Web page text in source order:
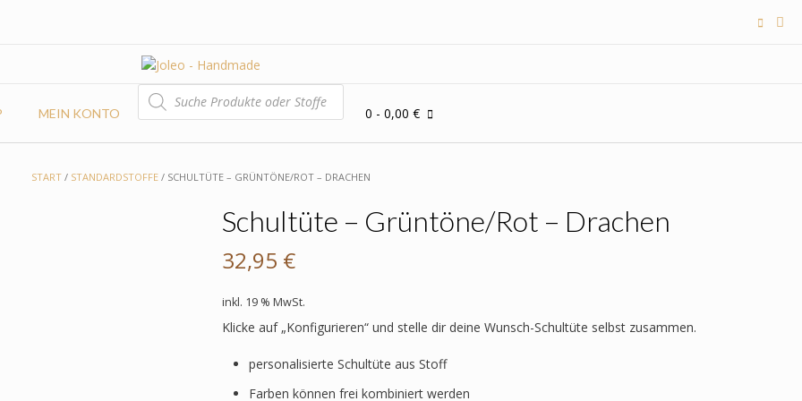
MEIN KONTO
PRODUCTS
SEARCH
0 - 0,00 €
START/ STANDARDSTOFFE/ SCHULTÜTE – GRÜNTÖNE/ROT – DRACHEN
Schultüte – Grüntöne/Rot – Drachen
32,95 €
inkl. 19 % MwSt.
Klicke auf „Konfigurieren“ und stelle dir deine Wunsch-Schultüte selbst zusammen.
personalisierte Schultüte aus Stoff
Farben können frei kombiniert werden